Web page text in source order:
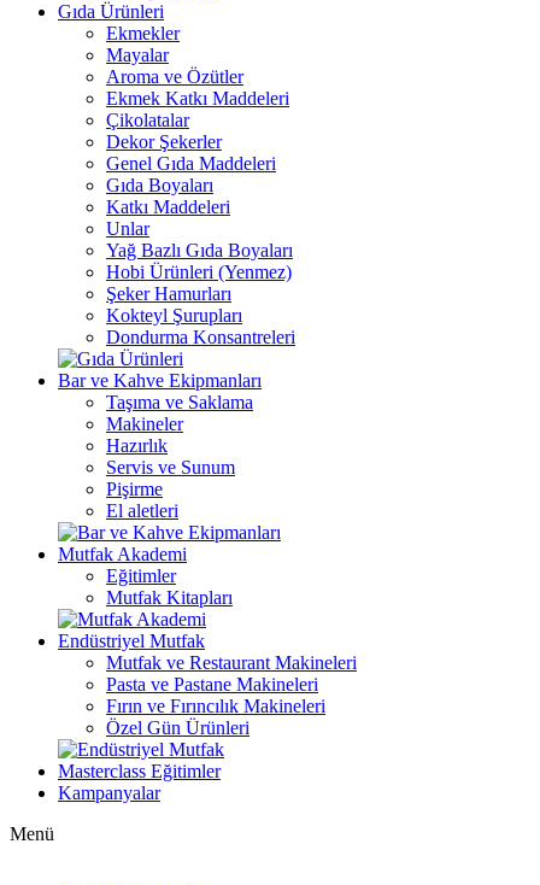
Gıda Ürünleri
Ekmekler
Mayalar
Aroma ve Özütler
Ekmek Katkı Maddeleri
Çikolatalar
Dekor Şekerler
Genel Gıda Maddeleri
Gıda Boyaları
Katkı Maddeleri
Unlar
Yağ Bazlı Gıda Boyaları
Hobi Ürünleri (Yenmez)
Şeker Hamurları
Kokteyl Şurupları
Dondurma Konsantreleri
Bar ve Kahve Ekipmanları
Taşıma ve Saklama
Makineler
Hazırlık
Servis ve Sunum
Pişirme
El aletleri
Mutfak Akademi
Eğitimler
Mutfak Kitapları
Endüstriyel Mutfak
Mutfak ve Restaurant Makineleri
Pasta ve Pastane Makineleri
Fırın ve Fırıncılık Makineleri
Özel Gün Ürünleri
Masterclass Eğitimler
Kampanyalar
Menü